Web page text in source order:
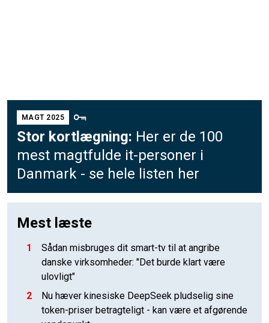
MAGT 2025
Stor kortlægning: Her er de 100
mest magtfulde it-personer i
Danmark - se hele listen her
Mest læste
1
Sådan misbruges dit smart-tv til at angribe
danske virksomheder: "Det burde klart være
ulovligt"
2
Nu hæver kinesiske DeepSeek pludselig sine
token-priser betragteligt - kan være et afgørende